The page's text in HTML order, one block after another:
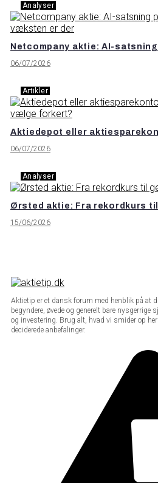
Analyser
Netcompany aktie: AI-
06/07/2026
Artikler
Aktiedepot eller
06/07/2026
Analyser
Ørsted aktie: Fra rekordkurs
15/06/2026
Aktietip er et dansk forum med henblik på at
begyndere, øvede og generelt bare nysgerrige
og investering. Brug alt, hvad vi smider op
deciderede anbefalinger.